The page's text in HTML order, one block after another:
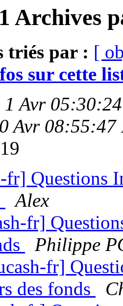
Archives
triés par : [
sur cette
1 Avr
Avr 08:55:47
19
fr] Questions
Alex
fr]
Philippe
fr]
des fonds